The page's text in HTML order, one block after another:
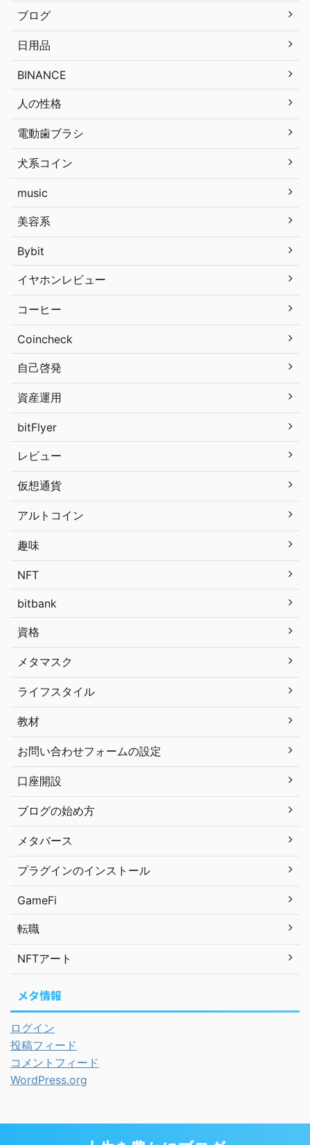
ブログ
日用品
BINANCE
人の性格
電動歯ブラシ
犬系コイン
music
美容系
Bybit
イヤホンレビュー
コーヒー
Coincheck
自己啓発
資産運用
bitFlyer
レビュー
仮想通貨
アルトコイン
趣味
NFT
bitbank
資格
メタマスク
ライフスタイル
教材
お問い合わせフォームの設定
口座開設
ブログの始め方
メタバース
プラグインのインストール
GameFi
転職
NFTアート
メタ情報
ログイン
投稿フィード
コメントフィード
WordPress.org